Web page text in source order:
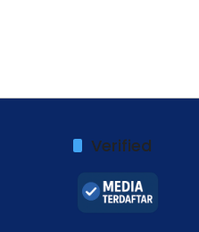
Verified